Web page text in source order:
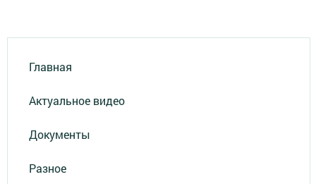
Главная
Актуальное видео
Документы
Разное